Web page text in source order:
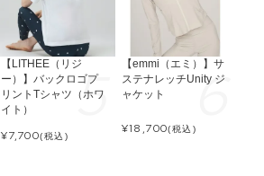
【LITHEE（リジ
ー）】バックロゴプ
リントTシャツ（ホワ
イト）
¥7,700(税込)
【emmi（エミ）】サ
ステナレッチUnity ジ
ャケット
¥18,700(税込)